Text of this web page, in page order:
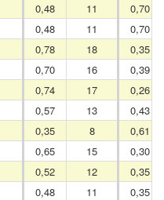
0,48 11
0,70
0,48 11
0,70
0,78 18
0,35
0,70 16
0,39
0,74 17
0,26
0,57 13
0,43
0,35 8
0,61
0,65 15
0,30
0,52 12
0,35
0,48 11
0,35